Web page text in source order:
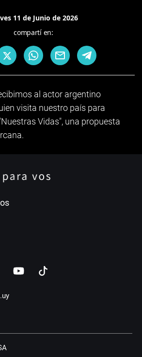
11 de Junio de 2026
compartí en:
al actor argentino
visita nuestro país para
Vidas", una propuesta